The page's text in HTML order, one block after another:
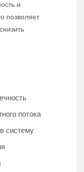
и
позволяет
потока
систему